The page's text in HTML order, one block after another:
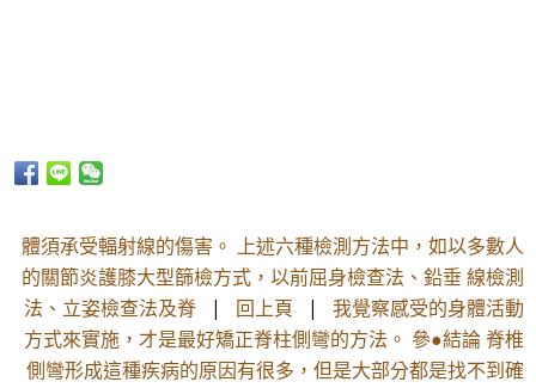
體須承受輻射線的傷害。 上述六種檢測方法中，如以多數人
的關節炎護膝大型篩檢方式，以前屈身檢查法、鉛垂 線檢測
法、立姿檢查法及脊 | 回上頁 | 我覺察感受的身體活動
方式來實施，才是最好矯正脊柱側彎的方法。 參●結論 脊椎
側彎形成這種疾病的原因有很多，但是大部分都是找不到確